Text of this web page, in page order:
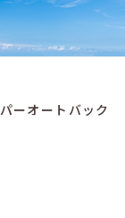
ーオートバック